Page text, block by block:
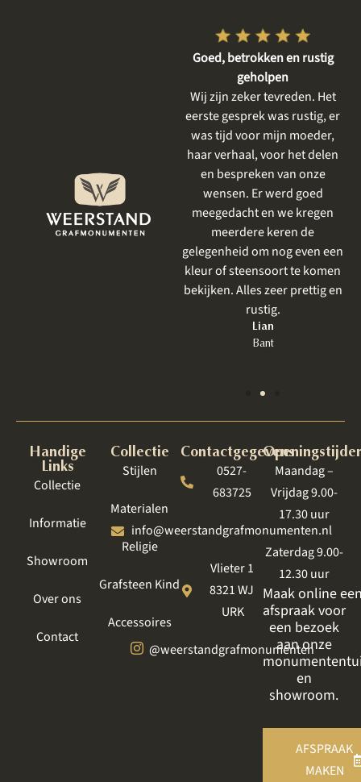
mooi vind. Het resultaat is
prachtig geworden . Ik had al
eerder iets laten uitvoeren
door Weerstand en net als
Goed, betrokken en rustig
geholpen
Wij zijn zeker tevreden. Het
eerste gesprek was rustig, er
was tijd voor mijn moeder,
haar verhaal, voor het delen
en bespreken van onze
wensen. Er werd goed
meegedacht en we kregen
meerdere keren de
gelegenheid om nog even een
kleur of steensoort te komen
bekijken. Alles zeer prettig en
rustig.
Lian
Bant
Handige
Links
Collectie
Informatie
Showroom
Over ons
Contact
Collectie
Stijlen
Materialen
Religie
Grafsteen Kind
Accessoires
Contactgegevens
0527-
683725
info@weerstandgrafmonumenten.nl
Vlieter 1
8321 WJ
URK
@weerstandgrafmonumenten
Maandag –
Vrijdag 9.00-
17.30 uur
Zaterdag 9.00-
12.30 uur
Maak online
afspraak voor
een bezoek
aan onze
en
showroom.
AFSPRAAK
MAKEN